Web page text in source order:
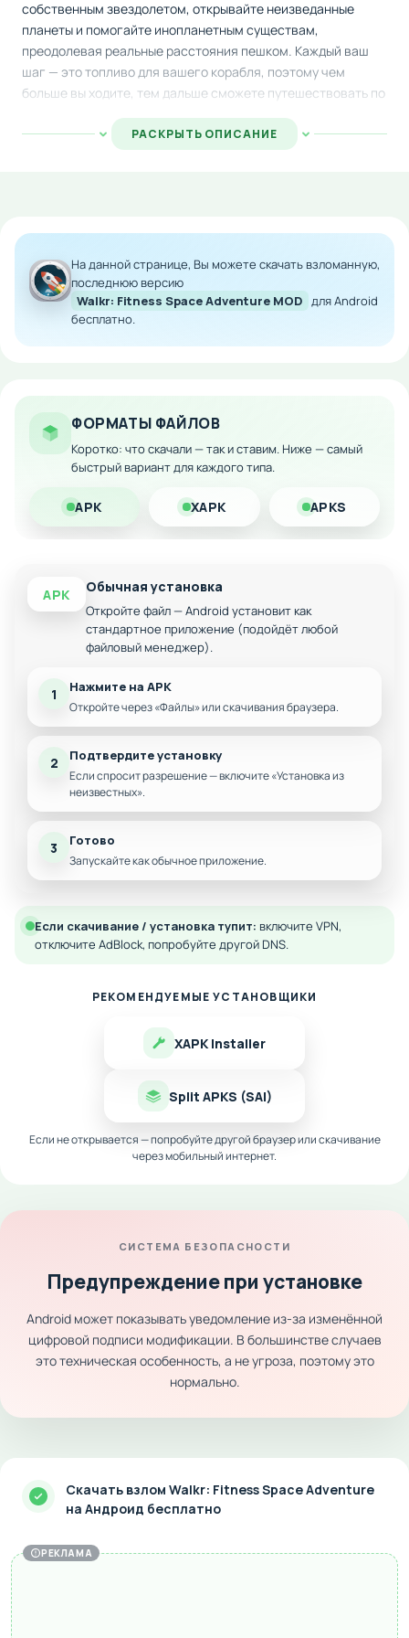
собственным звездолетом, открывайте неизведанные
планеты и помогайте инопланетным существам,
преодолевая реальные расстояния пешком. Каждый ваш
шаг — это топливо для вашего корабля, поэтому чем
больше вы ходите, тем дальше сможете путешествовать по
Игра стимулирует активный образ жизни, превращая
развития благодаря вашей реальной активности.
Особенности мода:
Большое количество в-игровой валюты для
ускоренного развития
Быстрое открытие всех доступных планет и
кастомизации и улучшений
Скачайте модифицированную версию на Андроид прямо
сейчас и начните уникальное космическое путешествие
без финансовых ограничений!
РАСКРЫТЬ ОПИСАНИЕ
На данной странице, Вы можете скачать взломанную,
последнюю версию
Walkr: Fitness Space Adventure MOD для Android
бесплатно.
ФОРМАТЫ ФАЙЛОВ
Коротко: что скачали — так и ставим. Ниже — самый
быстрый вариант для каждого типа.
APK XAPK APKS
APK Обычная установка
Откройте файл — Android установит как
стандартное приложение (подойдёт любой
файловый менеджер).
1 Нажмите на APK
Откройте через «Файлы» или скачивания браузера.
2 Подтвердите установку
Если спросит разрешение — включите «Установка из
неизвестных».
3 Готово
Запускайте как обычное приложение.
Если скачивание / установка тупит: включите VPN,
отключите AdBlock, попробуйте другой DNS.
РЕКОМЕНДУЕМЫЕ УСТАНОВЩИКИ
XAPK Installer
Split APKS (SAI)
Если не открывается — попробуйте другой браузер или скачивание
через мобильный интернет.
СИСТЕМА БЕЗОПАСНОСТИ
Предупреждение при установке
Android может показывать уведомление из-за изменённой
цифровой подписи модификации. В большинстве случаев
это техническая особенность, а не угроза, поэтому это
нормально.
Скачать взлом Walkr: Fitness Space Adventure
на Андроид бесплатно
РЕКЛАМА